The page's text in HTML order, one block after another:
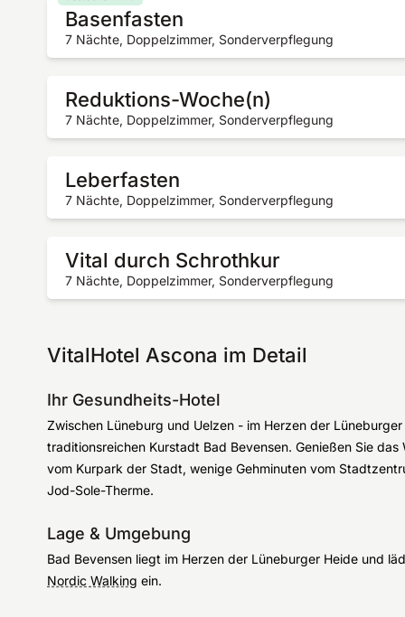
Basenfasten
7 Nächte, Doppelzimmer, Sonderverpflegung
Reduktions-Woche(n)
7 Nächte, Doppelzimmer, Sonderverpflegung
Leberfasten
7 Nächte, Doppelzimmer, Sonderverpflegung
Vital durch Schrothkur
7 Nächte, Doppelzimmer, Sonderverpflegung
VitalHotel Ascona im Detail
Ihr Gesundheits-Hotel
Zwischen Lüneburg und Uelzen - im Herzen der
traditionsreichen Kurstadt Bad Bevensen. Genießen Sie
vom Kurpark der Stadt, wenige Gehminuten vom
Jod-Sole-Therme.
Lage & Umgebung
Bad Bevensen liegt im Herzen der Lüneburger Heide und
Nordic Walking ein.